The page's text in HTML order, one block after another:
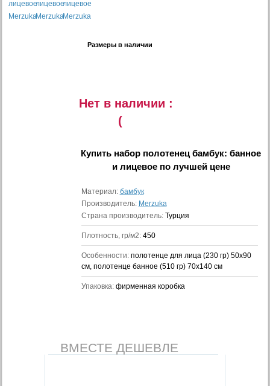
Размеры в наличии
Нет в наличии :
(
Купить набор полотенец бамбук: банное
и лицевоепо лучшей цене
Материал: бамбук
Производитель: Merzuka
Страна производитель: Турция
Плотность, гр/м2: 450
Особенности: полотенце для лица (230 гр) 50x90
см, полотенце банное (510 гр) 70x140 см
Упаковка: фирменная коробка
ВМЕСТЕ ДЕШЕВЛЕ